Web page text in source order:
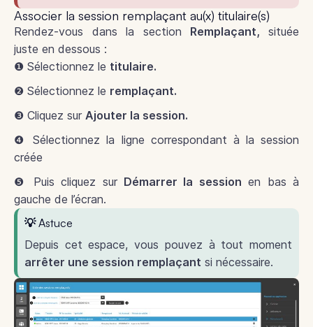
Associer la session remplaçant au(x) titulaire(s)
Rendez-vous dans la section Remplaçant,située
juste en dessous :
❶ Sélectionnez le titulaire.
❷ Sélectionnez le remplaçant.
❸ Cliquez sur Ajouter la session.
❹ Sélectionnez la ligne correspondant à la session
créée
❺ Puis cliquez sur Démarrer la session en bas à
gauche de l’écran.
💡 Astuce
Depuis cet espace, vous pouvez à tout moment
arrêter une session remplaçant si nécessaire.